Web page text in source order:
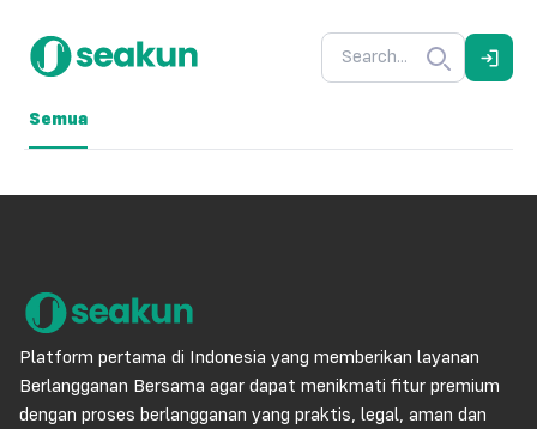
Semua
Platform pertama di Indonesia yang memberikan layanan
Berlangganan Bersama agar dapat menikmati fitur premium
dengan proses berlangganan yang praktis, legal, aman dan